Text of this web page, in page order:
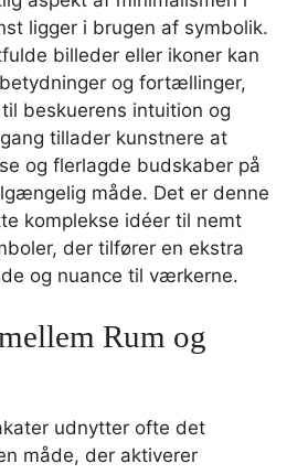
ligger i brugen af symbolik.
billeder eller ikoner kan
og fortællinger,
beskuerens intuition og
tillader kunstnere at
og flerlagde budskaber på
måde. Det er denne
komplekse idéer til nemt
der tilfører en ekstra
og nuance til værkerne.
Rum og
udnytter ofte det
måde, der aktiverer